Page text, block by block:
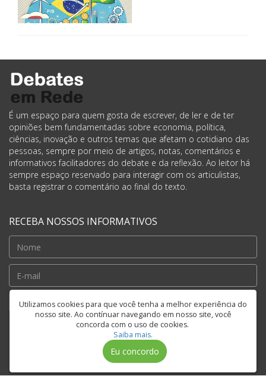
Utilizamos cookies para que você tenha a melhor experiência do
nosso site. Ao contínuar navegando em nosso site, você
concorda com o uso de cookies.
Saiba mais.
Eu concordo
É um espaço para quem gosta de escrever, de ler e de ter
opiniões bem fundamentadas sobre economia, política,
ciências, inovação e outros temas que afetam o cotidiano das
pessoas, sempre por meio de artigos, notas, comentários e
informativos facilitadores do debate e da reflexão. Ao leitor há
sempre espaço reservado para interagir com os articulistas,
basta registrar o comentário ao final do texto.
RECEBA NOSSOS INFORMATIVOS
Cadastrar